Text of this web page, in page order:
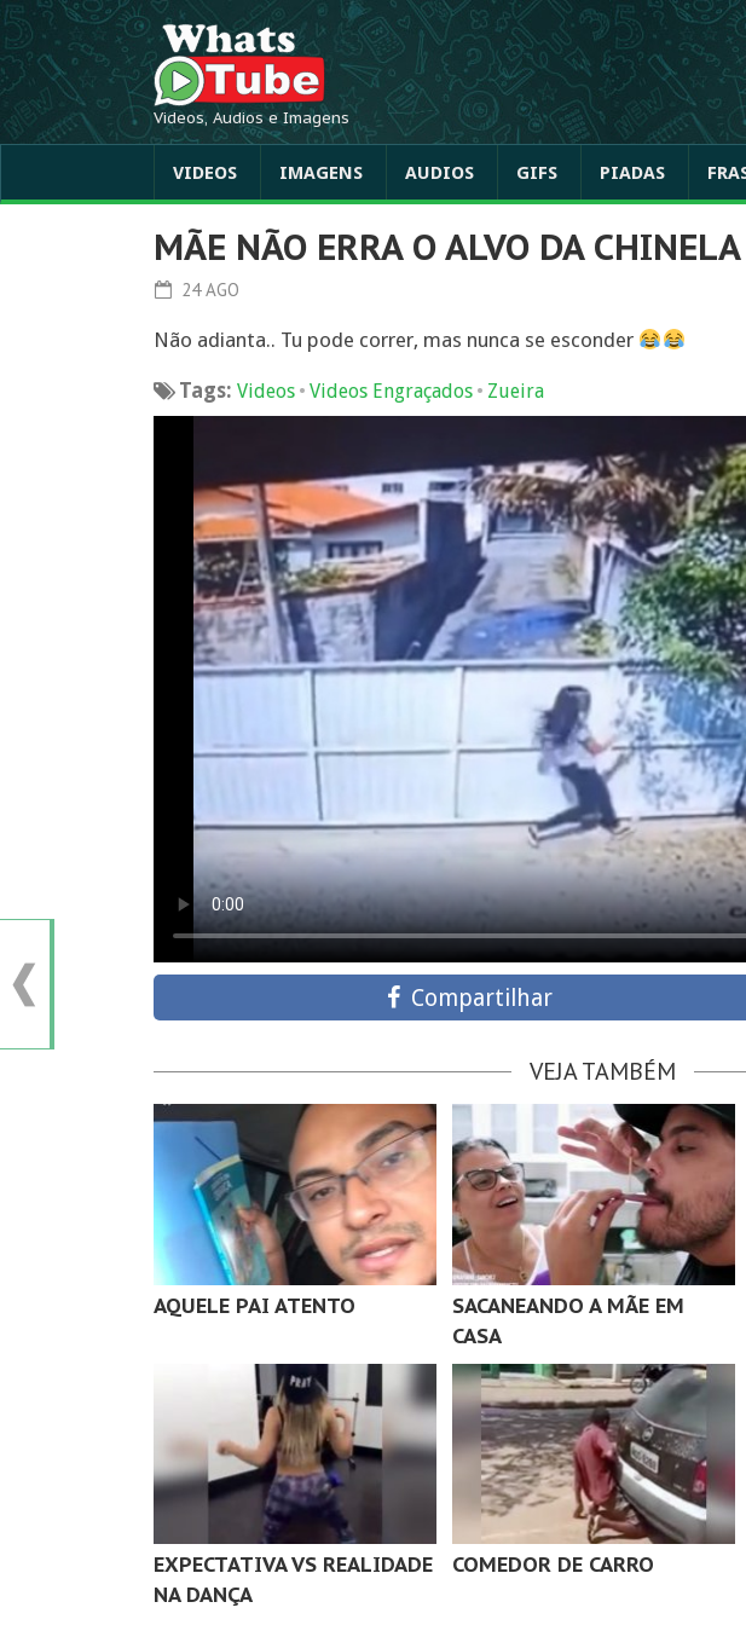
Videos, Audios e Imagens
VIDEOS IMAGENS AUDIOS GIFS PIADAS
MÃE NÃO ERRA O ALVO DA CHINELA
24 AGO
Não adianta.. Tu pode correr, mas nunca se esconder
Tags: Videos • Videos Engraçados • Zueira
Compartilhar
VEJA TAMBÉM
AQUELE PAI ATENTO
SACANEANDO A MÃE EM
CASA
EXPECTATIVA VS REALIDADE
NA DANÇA
COMEDOR DE CARRO